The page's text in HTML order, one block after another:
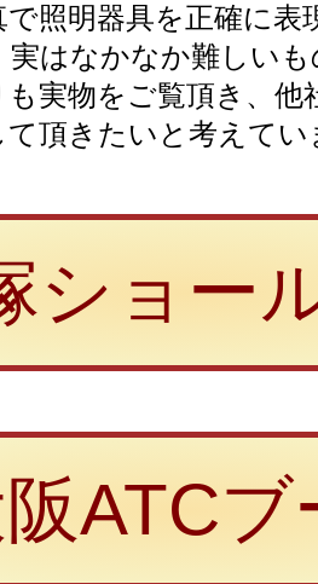
照明器具を正確に表
実はなかなか難しい
実物をご覧頂き、他
頂きたいと考えてい
ショー
ATCブ